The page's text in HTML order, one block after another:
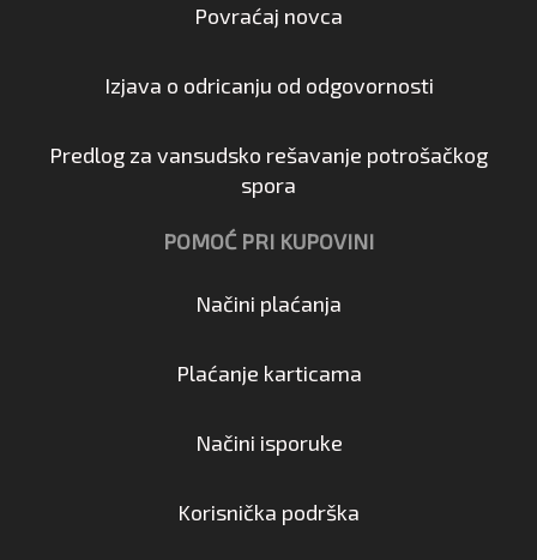
Povraćaj novca
Izjava o odricanju od odgovornosti
Predlog za vansudsko rešavanje potrošačkog
spora
POMOĆ PRI KUPOVINI
Načini plaćanja
Plaćanje karticama
Načini isporuke
Korisnička podrška